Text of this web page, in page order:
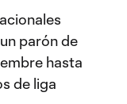
parón de
hasta
de liga